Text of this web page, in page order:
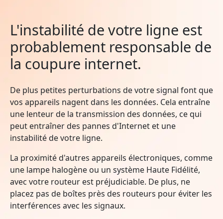
L'instabilité de votre ligne est
probablement responsable de
la coupure internet.
De plus petites perturbations de votre signal font que
vos appareils nagent dans les données. Cela entraîne
une lenteur de la transmission des données, ce qui
peut entraîner des pannes d'Internet et une
instabilité de votre ligne.
La proximité d'autres appareils électroniques, comme
une lampe halogène ou un système Haute Fidélité,
avec votre routeur est préjudiciable. De plus, ne
placez pas de boîtes près des routeurs pour éviter les
interférences avec les signaux.